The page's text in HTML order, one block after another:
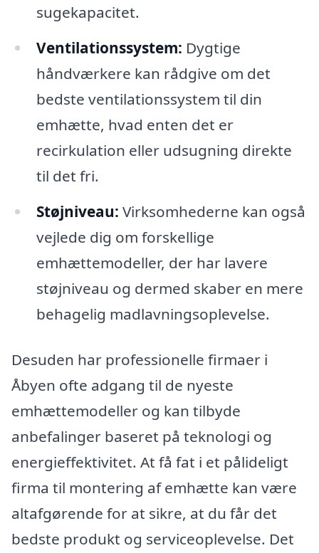
sugekapacitet.
Ventilationssystem: Dygtige
håndværkere kan rådgive om det
bedste ventilationssystem til din
emhætte, hvad enten det er
recirkulation eller udsugning direkte
til det fri.
Støjniveau: Virksomhederne kan også
vejlede dig om forskellige
emhættemodeller, der har lavere
støjniveau og dermed skaber en mere
behagelig madlavningsoplevelse.
Desuden har professionelle firmaer i
Åbyen ofte adgang til de nyeste
emhættemodeller og kan tilbyde
anbefalinger baseret på teknologi og
energieffektivitet. At få fat i et pålideligt
firma til montering af emhætte kan være
altafgørende for at sikre, at du får det
bedste produkt og serviceoplevelse. Det